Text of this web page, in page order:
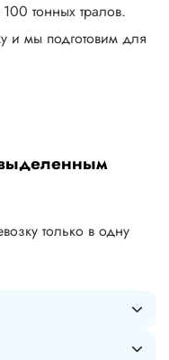
тонных тралов.
и мы подготовим для
только в одну